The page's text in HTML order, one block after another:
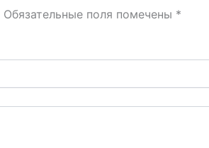
Обязательные поля помечены *